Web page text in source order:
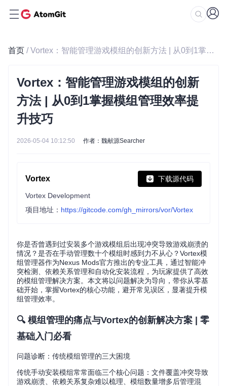
首页 / Vortex：智能管理游戏模组的创新方法 | 从0到1掌握模组管理效率提升技巧
Vortex：智能管理游戏模组的创新
方法 | 从0到1掌握模组管理效率提
升技巧
2026-05-04 10:12:50 作者：魏献源Searcher
Vortex 下载源代码
Vortex Development
项目地址： https://gitcode.com/gh_mirrors/vor/Vortex
你是否曾遇到过安装多个游戏模组后出现冲突导致游戏崩溃的
情况？是否在手动管理数十个模组时感到力不从心？Vortex模
组管理器作为Nexus Mods官方推出的专业工具，通过智能冲
突检测、依赖关系管理和自动化安装流程，为玩家提供了高效
的模组管理解决方案。本文将以问题解决为导向，带你从零基
础开始，掌握Vortex的核心功能，避开常见误区，显著提升模
组管理效率。
🔍 模组管理的痛点与Vortex的创新解决方案 | 零
基础入门必看
问题诊断：传统模组管理的三大困境
传统手动安装模组常常面临三个核心问题：文件覆盖冲突导致
游戏崩溃、依赖关系复杂难以梳理、模组数量增多后管理混